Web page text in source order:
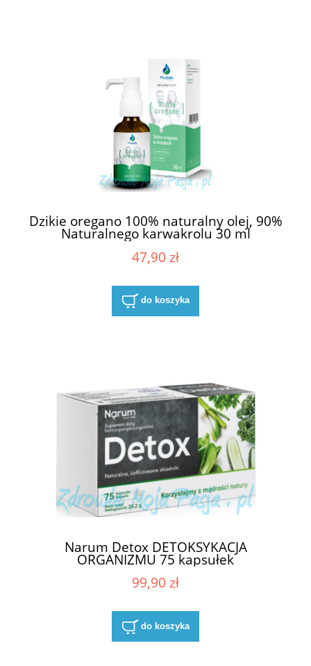
Dzikie oregano 100% naturalny olej, 90%
Naturalnego karwakrolu 30 ml
47,90 zł
do koszyka
Narum Detox DETOKSYKACJA
ORGANIZMU 75 kapsułek
99,90 zł
do koszyka